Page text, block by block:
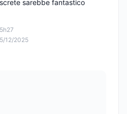
12/2025
sarebbe fantastico